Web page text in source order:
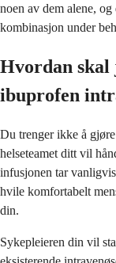
noen av dem alene,
kombinasjon under
Hvordan skal
ibuprofen
Du trenger ikke å
helseteamet ditt vil
infusjonen tar
hvile komfortabelt
din.
Sykepleieren din vil